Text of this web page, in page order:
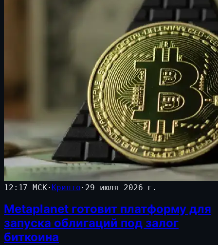
12:17 МСК· Крипто· 29 июля 2026 г.
Metaplanet готовит платформу для
запуска облигаций под залог
биткоина